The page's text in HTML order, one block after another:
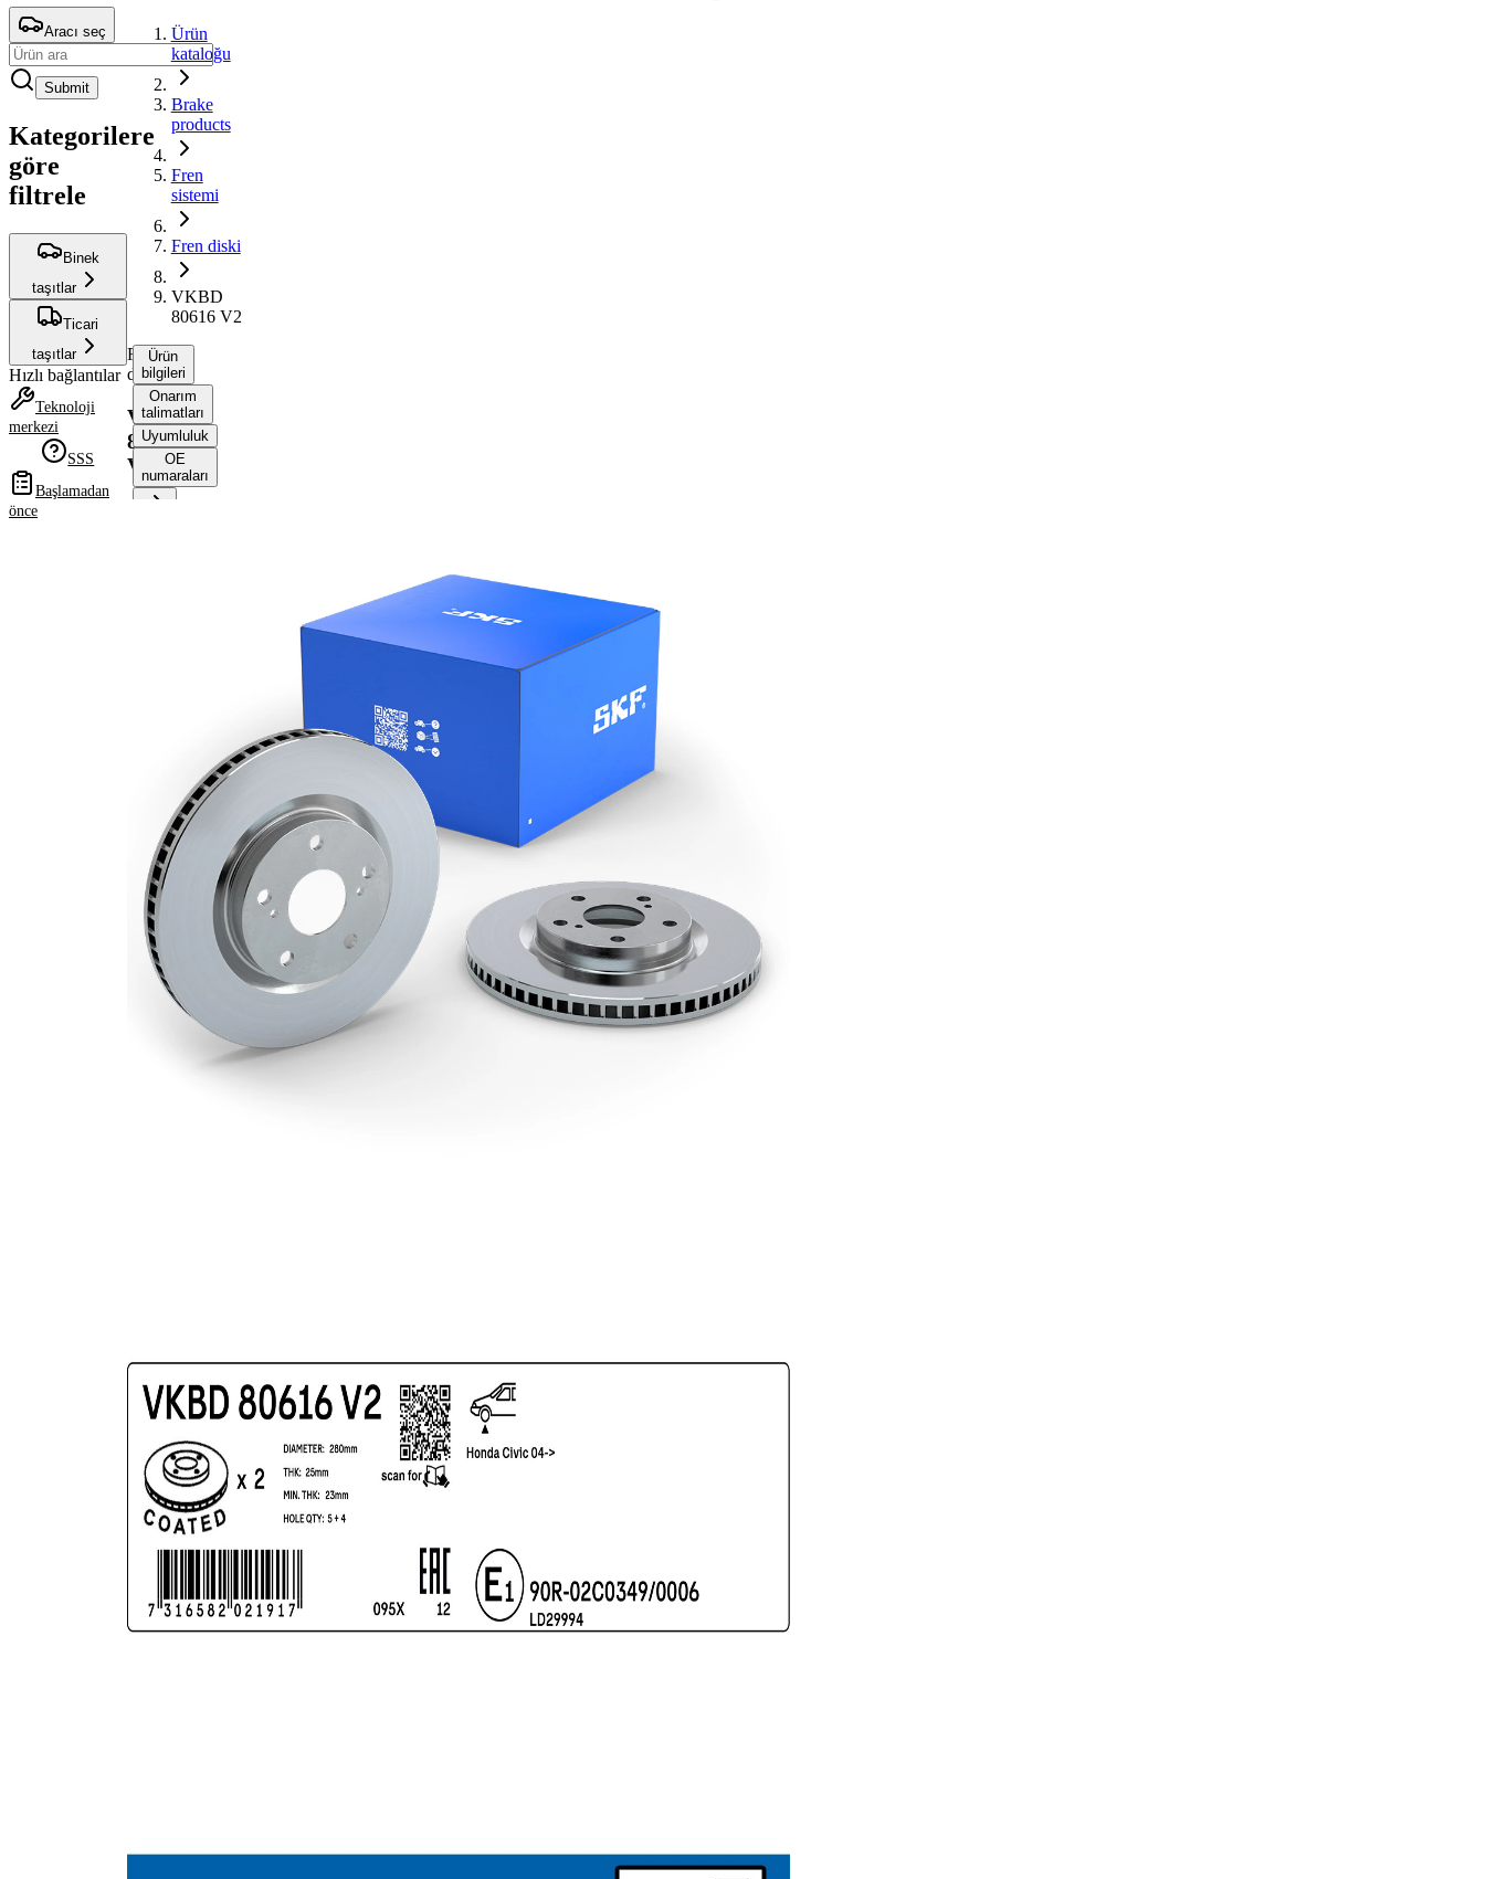
Aracı seç
Submit
Kategorilere
göre
filtrele
Binek
taşıtlar
Ticari
taşıtlar
Hızlı bağlantılar
Teknoloji
merkezi
SSS
Başlamadan
önce
Ürün
kataloğu
Brake
products
Fren
sistemi
Fren diski
VKBD
80616 V2
Fren
diski
VKBD
80616
V2
Ürün
bilgileri
Onarım
talimatları
Uyumluluk
OE
numaraları
havalandırmalı
4
280 mm
Delik sayısı
Merkezleme
çapı
64,1 mm
Delik
çemberi-Ø
114,3 mm
Üst yüzey
Kaplamalı